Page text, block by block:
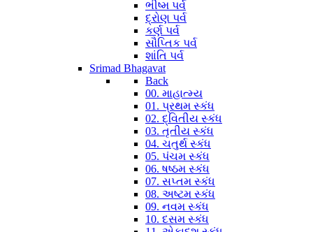
ભીષ્મ પર્વ
દ્રોણ પર્વ
કર્ણ પર્વ
સૌપ્તિક પર્વ
શાંતિ પર્વ
Srimad Bhagavat
Back
00. માહાત્મ્ય
01. પ્રથમ સ્કંધ
02. દ્વિતીય સ્કંધ
03. તૃતીય સ્કંધ
04. ચતુર્થ સ્કંધ
05. પંચમ સ્કંધ
06. ષષ્ઠમ સ્કંધ
07. સપ્તમ સ્કંધ
08. અષ્ટમ સ્કંધ
09. નવમ સ્કંધ
10. દસમ સ્કંધ